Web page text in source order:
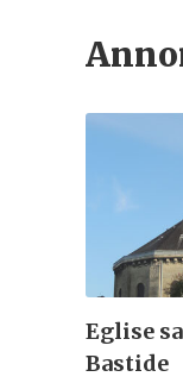
Eglise
Bastide